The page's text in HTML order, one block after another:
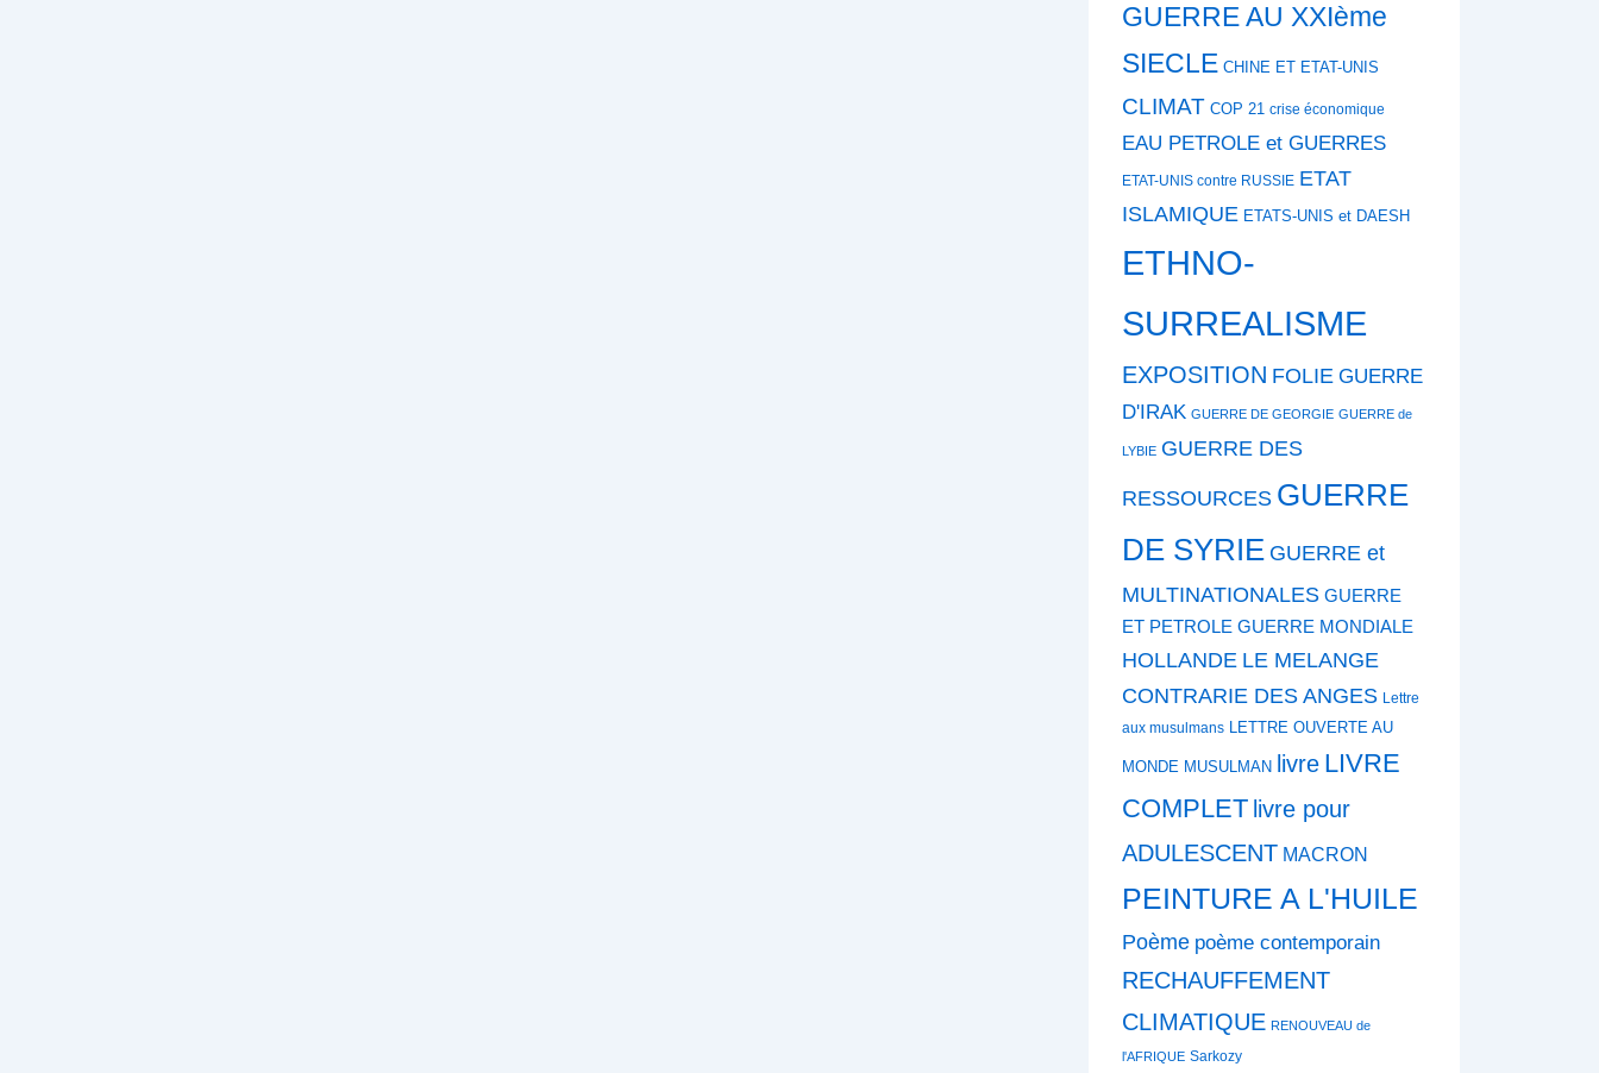
GUERRE AU XXIème
SIECLE CHINE ET ETAT-UNIS
CLIMAT COP 21 crise économique
EAU PETROLE et GUERRES
ETAT-UNIS contre RUSSIE ETAT
ISLAMIQUE ETATS-UNIS et DAESH
ETHNO-
SURREALISME
EXPOSITION FOLIE GUERRE
D'IRAK GUERRE DE GEORGIE GUERRE de
LYBIE GUERRE DES
RESSOURCES GUERRE
DE SYRIE GUERRE et
MULTINATIONALES GUERRE
ET PETROLE GUERRE MONDIALE
HOLLANDE LE MELANGE
CONTRARIE DES ANGES Lettre
aux musulmans LETTRE OUVERTE AU
MONDE MUSULMAN livre LIVRE
COMPLET livre pour
ADULESCENT MACRON
PEINTURE A L'HUILE
Poème poème contemporain
RECHAUFFEMENT
CLIMATIQUE RENOUVEAU de
l'AFRIQUE Sarkozy